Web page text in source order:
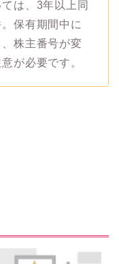
は、3年以上同
保有期間中に
株主番号が変
が必要です。